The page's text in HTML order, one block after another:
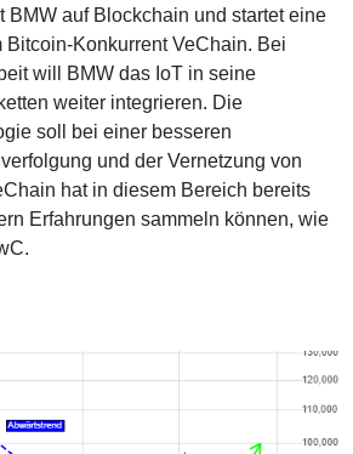
BMW auf Blockchain und startet eine
Bitcoin-Konkurrent VeChain. Bei
will BMW das IoT in seine
weiter integrieren. Die
soll bei einer besseren
und der Vernetzung von
hat in diesem Bereich bereits
Erfahrungen sammeln können, wie